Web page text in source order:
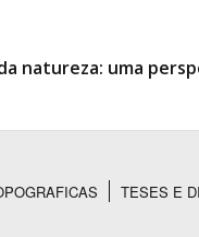
natureza: uma
TESES E